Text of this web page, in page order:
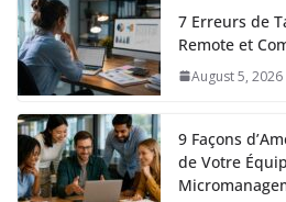
7 Erreurs de
Remote et
August 5, 2026
9 Façons
de Votre